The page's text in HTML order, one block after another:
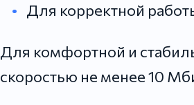
Для корректной
Для комфортной и
скоростью не менее 10